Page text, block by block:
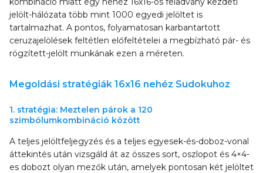
jelölt-hálózata több mint 1000 egyedi jelöltet is
tartalmazhat. A pontos, folyamatosan karbantartott
ceruzajelölések feltétlen előfeltételei a megbízható pár- és
rögzített-jelölt munkának ezen a méreten.
Megoldási stratégiák 16x16 nehéz Sudokuhoz
1. stratégia: Meztelen párok a 120
szimbólumkombináció között
A teljes jelöltfeljegyzés és a teljes egyesek-és-doboz-vonal
áttekintés után vizsgáld át az összes sort, oszlopot és 4×4-
es dobozt olyan mezők után, amelyek pontosan két jelöltet